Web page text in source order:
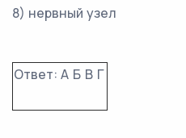
8) нервный узел
Ответ: А Б В Г